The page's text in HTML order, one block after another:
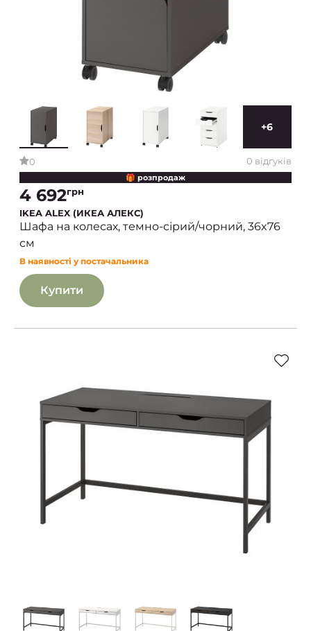
+6
0 0 відгуків
🎁 розпродаж
4 692грн
IKEA ALEX (ИКЕА АЛЕКС)
Шафа на колесах, темно-сірий/чорний, 36x76
см
В наявності у постачальника
Купити